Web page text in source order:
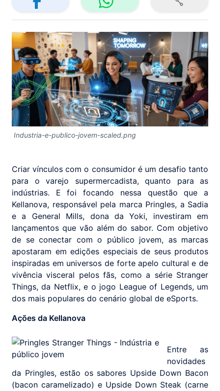
Industria-e-publico-jovem-scaled.png
Criar vínculos com o consumidor é um desafio tanto
para o varejo supermercadista, quanto para as
indústrias. E foi focando nessa questão que a
Kellanova, responsável pela marca Pringles, a Sadia
e a General Mills, dona da Yoki, investiram em
lançamentos que vão além do sabor. Com objetivo
de se conectar com o público jovem, as marcas
apostaram em edições especiais de seus produtos
inspiradas em universos de forte apelo cultural e de
vivência visceral pelos fãs, como a série Stranger
Things, da Netflix, e o jogo League of Legends, um
dos mais populares do cenário global de eSports.
Ações da Kellanova
Entre as
novidades
da Pringles, estão os sabores Upside Down Bacon
(bacon caramelizado) e Upside Down Steak (carne